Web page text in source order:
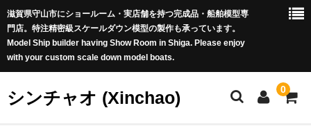
滋賀県守山市にショールーム・実店舗を持つ完成品・船舶模型専
門店。特注精密級スケールダウン模型の製作も承っています。
Model Ship builder having Show Room in Shiga. Please enjoy
with your custom scale down model boats.
シンチャオ (Xinchao) 0